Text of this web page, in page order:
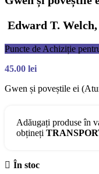
Edward T.
Puncte de Achiziție
45.00 lei
Gwen și poveștile ei
Adăugați produse în
obțineți
În stoc